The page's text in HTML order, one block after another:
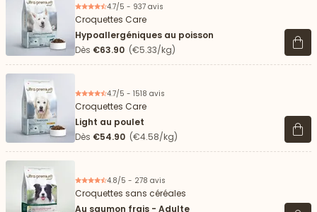
4.7/5 - 937 avis
Croquettes Care
Hypoallergéniques au poisson
Dès €63.90 (€5.33/kg) Voir
4.7/5 - 1518 avis
Croquettes Care
Light au poulet
Dès €54.90 (€4.58/kg) Voir
4.8/5 - 278 avis
Croquettes sans céréales
Au saumon frais - Adulte